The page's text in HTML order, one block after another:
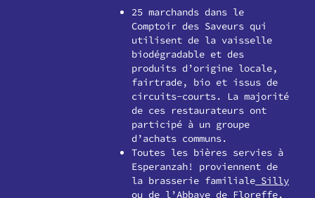
25 marchands dans le
Comptoir des Saveurs qui
utilisent de la vaisselle
biodégradable et des
produits d’origine locale,
fairtrade, bio et issus de
circuits-courts. La majorité
de ces restaurateurs ont
participé à un groupe
d’achats communs.
Toutes les bières servies à
Esperanzah! proviennent de
la brasserie familiale Silly
ou de l’Abbaye de Floreffe.